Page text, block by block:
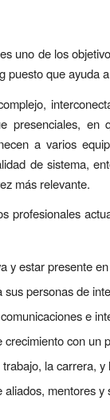
uno de los
puesto que ayuda
presenciales, en
a varios
de sistema,
más relevante.
profesionales
y estar presente
personas de
e
con un
la carrera, y
mentores y